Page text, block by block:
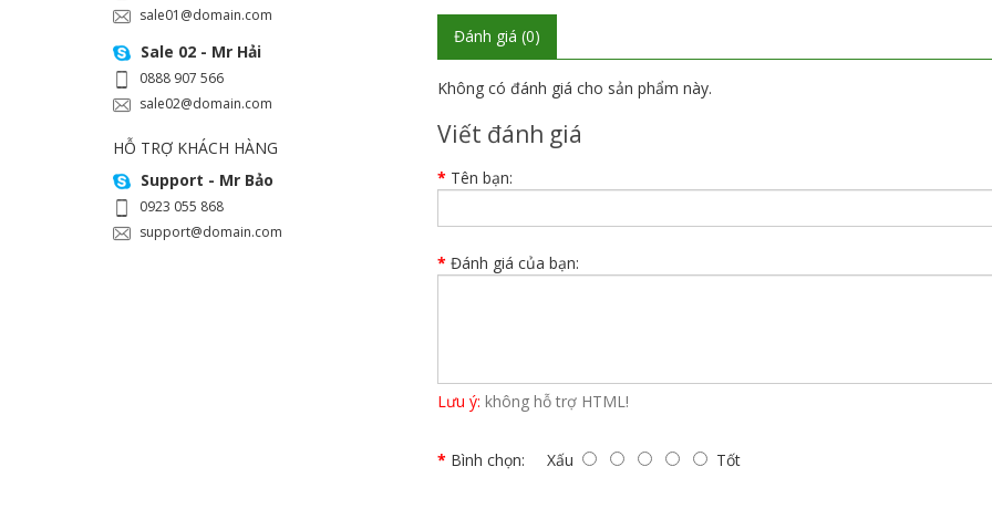
sale01@domain.com
Sale 02 - Mr Hải
0888 907 566
sale02@domain.com
HỖ TRỢ KHÁCH HÀNG
Support - Mr Bảo
0923 055 868
support@domain.com
Đánh giá (0)
Không có đánh giá cho sản phẩm này.
Viết đánh giá
Tên bạn:
Đánh giá của bạn:
Lưu ý: không hỗ trợ HTML!
Bình chọn: Xấu Tốt